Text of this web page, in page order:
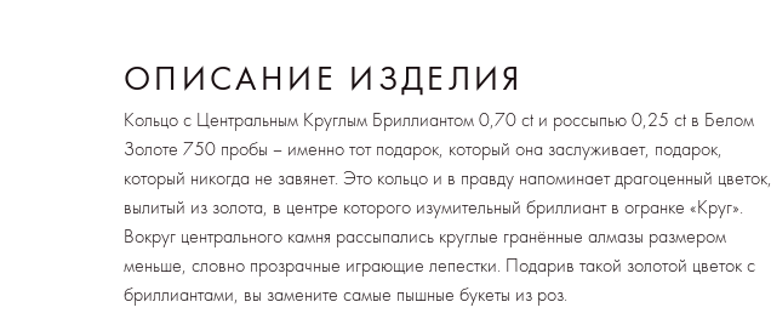
ОПИСАНИЕ ИЗДЕЛИЯ
Кольцо с Центральным Круглым Бриллиантом 0,70 ct и россыпью 0,25 ct в Белом
Золоте 750 пробы – именно тот подарок, который она заслуживает, подарок,
который никогда не завянет. Это кольцо и в правду напоминает драгоценный цветок,
вылитый из золота, в центре которого изумительный бриллиант в огранке «Круг».
Вокруг центрального камня рассыпались круглые гранённые алмазы размером
меньше, словно прозрачные играющие лепестки. Подарив такой золотой цветок с
бриллиантами, вы замените самые пышные букеты из роз.